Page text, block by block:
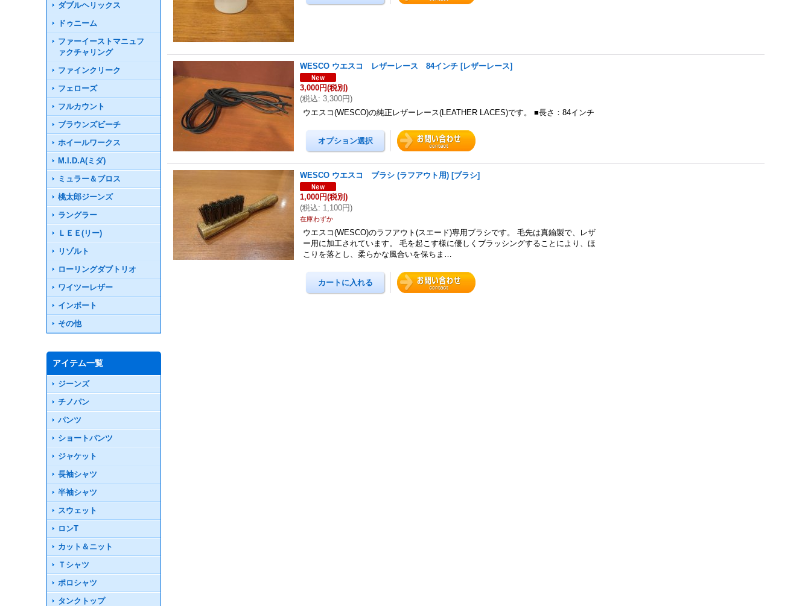
ダブルヘリックス
ドゥニーム
ファーイーストマニュフ
ァクチャリング
ファインクリーク
フェローズ
フルカウント
ブラウンズビーチ
ホイールワークス
M.I.D.A(ミダ)
ミュラー＆ブロス
桃太郎ジーンズ
ラングラー
ＬＥＥ(リー)
リゾルト
ローリングダブトリオ
ワイツーレザー
インポート
その他
アイテム一覧
ジーンズ
チノパン
パンツ
ショートパンツ
ジャケット
長袖シャツ
半袖シャツ
スウェット
ロンT
カット＆ニット
Ｔシャツ
ポロシャツ
タンクトップ
WESCO ウエスコ レザーレース 84インチ [レザーレース]
3,000円(税別)
(税込: 3,300円)
ウエスコ(WESCO)の純正レザーレース(LEATHER LACES)です。 ■長さ：84インチ
WESCO ウエスコ ブラシ (ラフアウト用) [ブラシ]
1,000円(税別)
(税込: 1,100円)
在庫わずか
ウエスコ(WESCO)のラフアウト(スエード)専用ブラシです。 毛先は真鍮製で、レザ
ー用に加工されています。 毛を起こす様に優しくブラッシングすることにより、ほ
こりを落とし、柔らかな風合いを保ちま…